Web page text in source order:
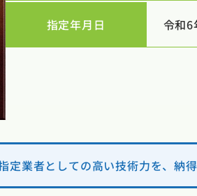
指定年月日 令和6
定業者としての高い技術力を、納